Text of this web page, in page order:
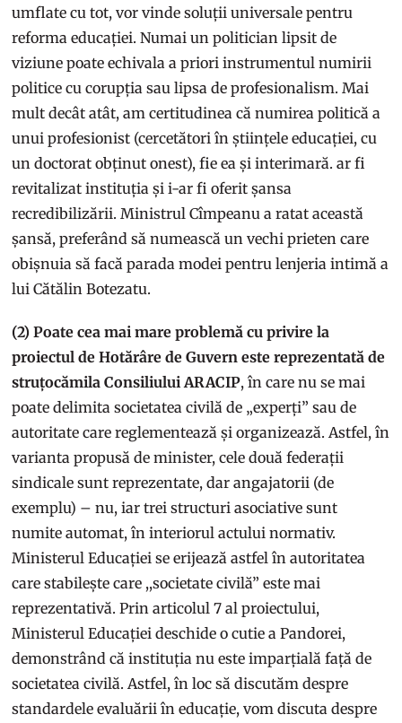
umflate cu tot, vor vinde soluții universale pentru
reforma educației. Numai un politician lipsit de
viziune poate echivala a priori instrumentul numirii
politice cu corupția sau lipsa de profesionalism. Mai
mult decât atât, am certitudinea că numirea politică a
unui profesionist (cercetători în științele educației, cu
un doctorat obținut onest), fie ea și interimară. ar fi
revitalizat instituția și i-ar fi oferit șansa
recredibilizării. Ministrul Cîmpeanu a ratat această
șansă, preferând să numească un vechi prieten care
obișnuia să facă parada modei pentru lenjeria intimă a
lui Cătălin Botezatu.
(2) Poate cea mai mare problemă cu privire la
proiectul de Hotărâre de Guvern este reprezentată de
struțocămila Consiliului ARACIP, în care nu se mai
poate delimita societatea civilă de „experți” sau de
autoritate care reglementează și organizează. Astfel, în
varianta propusă de minister, cele două federații
sindicale sunt reprezentate, dar angajatorii (de
exemplu) – nu, iar trei structuri asociative sunt
numite automat, în interiorul actului normativ.
Ministerul Educației se erijează astfel în autoritatea
care stabilește care ,,societate civilă” este mai
reprezentativă. Prin articolul 7 al proiectului,
Ministerul Educației deschide o cutie a Pandorei,
demonstrând că instituția nu este imparțială față de
societatea civilă. Astfel, în loc să discutăm despre
standardele evaluării în educație, vom discuta despre